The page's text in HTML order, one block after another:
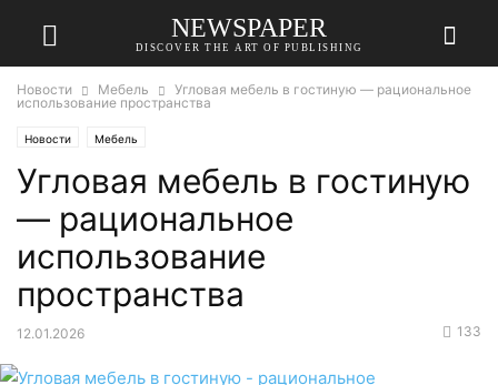
NEWSPAPER
DISCOVER THE ART OF PUBLISHING
Новости Мебель
Угловая мебель в гостиную — рациональное
использование пространства
Новости Мебель
Угловая мебель в гостиную
— рациональное
использование
пространства
12.01.2026 133